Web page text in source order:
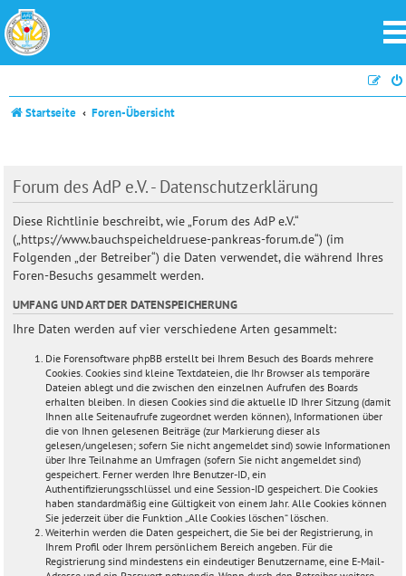
Startseite Foren-Übersicht
Forum des AdP e.V. - Datenschutzerklärung
Diese Richtlinie beschreibt, wie „Forum des AdP e.V.“
(„https://www.bauchspeicheldruese-pankreas-forum.de“) (im
Folgenden „der Betreiber“) die Daten verwendet, die während Ihres
Foren-Besuchs gesammelt werden.
UMFANG UND ART DER DATENSPEICHERUNG
Ihre Daten werden auf vier verschiedene Arten gesammelt:
Die Forensoftware phpBB erstellt bei Ihrem Besuch des Boards mehrere
Cookies. Cookies sind kleine Textdateien, die Ihr Browser als temporäre
Dateien ablegt und die zwischen den einzelnen Aufrufen des Boards
erhalten bleiben. In diesen Cookies sind die aktuelle ID Ihrer Sitzung (damit
Ihnen alle Seitenaufrufe zugeordnet werden können), Informationen über
die von Ihnen gelesenen Beiträge (zur Markierung dieser als
gelesen/ungelesen; sofern Sie nicht angemeldet sind) sowie Informationen
über Ihre Teilnahme an Umfragen (sofern Sie nicht angemeldet sind)
gespeichert. Ferner werden Ihre Benutzer-ID, ein
Authentifizierungsschlüssel und eine Session-ID gespeichert. Die Cookies
haben standardmäßig eine Gültigkeit von einem Jahr. Alle Cookies können
Sie jederzeit über die Funktion „Alle Cookies löschen“ löschen.
Weiterhin werden die Daten gespeichert, die Sie bei der Registrierung, in
Ihrem Profil oder Ihrem persönlichem Bereich angeben. Für die
Registrierung sind mindestens ein eindeutiger Benutzername, eine E-Mail-